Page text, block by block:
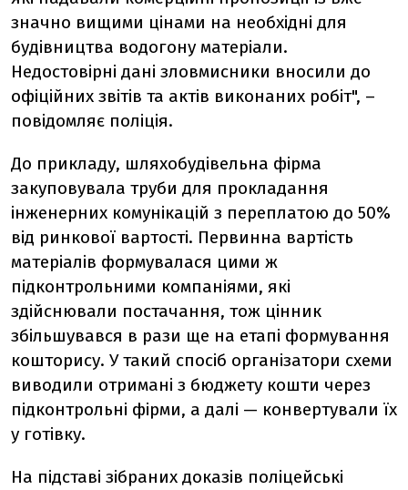
значно вищими цінами на необхідні для
будівництва водогону матеріали.
Недостовірні дані зловмисники вносили до
офіційних звітів та актів виконаних робіт", –
повідомляє поліція.
До прикладу, шляхобудівельна фірма
закуповувала труби для прокладання
інженерних комунікацій з переплатою до 50%
від ринкової вартості. Первинна вартість
матеріалів формувалася цими ж
підконтрольними компаніями, які
здійснювали постачання, тож цінник
збільшувався в рази ще на етапі формування
кошторису. У такий спосіб організатори схеми
виводили отримані з бюджету кошти через
підконтрольні фірми, а далі — конвертували їх
у готівку.
На підставі зібраних доказів поліцейські